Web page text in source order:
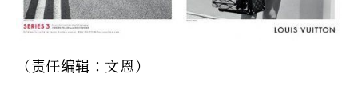
（责任编辑：文恩）